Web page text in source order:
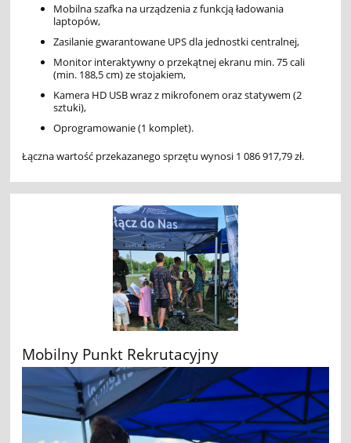
Mobilna szafka na urządzenia z funkcją ładowania
laptopów,
Zasilanie gwarantowane UPS dla jednostki centralnej,
Monitor interaktywny o przekątnej ekranu min. 75 cali
(min. 188,5 cm) ze stojakiem,
Kamera HD USB wraz z mikrofonem oraz statywem (2
sztuki),
Oprogramowanie (1 komplet).
Łączna wartość przekazanego sprzętu wynosi 1 086 917,79 zł.
Mobilny Punkt Rekrutacyjny